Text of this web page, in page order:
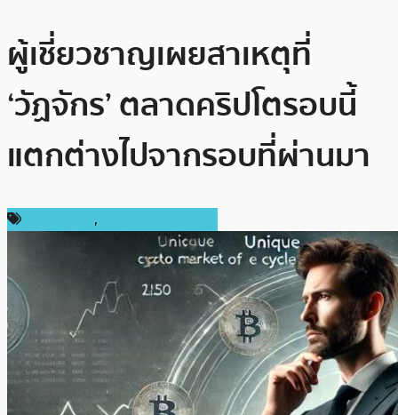
ผู้เชี่ยวชาญเผยสาเหตุที่
‘วัฏจักร’ ตลาดคริปโตรอบนี้
แตกต่างไปจากรอบที่ผ่านมา
,